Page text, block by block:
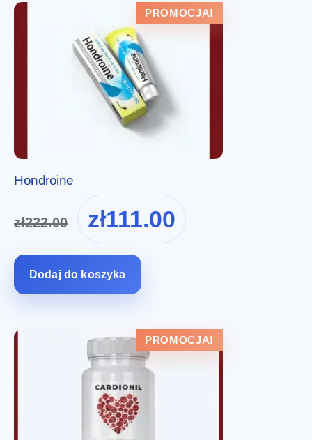
PROMOCJA!
Hondroine
zł222.00
Pierwotna
cena
wynosiła:
zł111.00
cena
Dodaj do koszyka
PROMOCJA!